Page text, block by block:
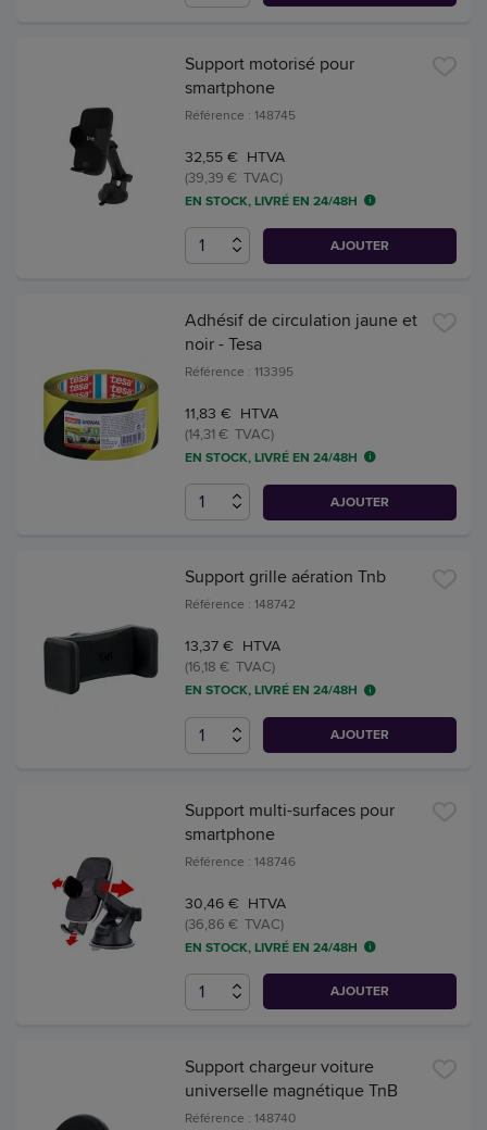
Support motorisé pour
smartphone
Référence : 148745
32,55 € HTVA
(39,39 € TVAC)
EN STOCK, LIVRÉ EN 24/48H
AJOUTER
Adhésif de circulation jaune et
noir - Tesa
Référence : 113395
11,83 € HTVA
(14,31 € TVAC)
EN STOCK, LIVRÉ EN 24/48H
AJOUTER
Support grille aération Tnb
Référence : 148742
13,37 € HTVA
(16,18 € TVAC)
EN STOCK, LIVRÉ EN 24/48H
AJOUTER
Support multi-surfaces pour
smartphone
Référence : 148746
30,46 € HTVA
(36,86 € TVAC)
EN STOCK, LIVRÉ EN 24/48H
AJOUTER
Support chargeur voiture
universelle magnétique TnB
Référence : 148740